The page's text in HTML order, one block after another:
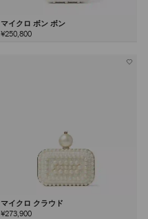
マイクロ ボン ボン
¥250,800
マイクロ クラウド
¥273,900